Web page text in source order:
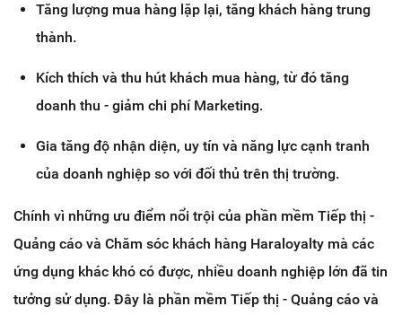
Tăng lượng mua hàng lặp lại, tăng khách hàng trung
thành.
Kích thích và thu hút khách mua hàng, từ đó tăng
doanh thu - giảm chi phí Marketing.
Gia tăng độ nhận diện, uy tín và năng lực cạnh tranh
của doanh nghiệp so với đối thủ trên thị trường.
Chính vì những ưu điểm nổi trội của phần mềm Tiếp thị -
Quảng cáo và Chăm sóc khách hàng Haraloyalty mà các
ứng dụng khác khó có được, nhiều doanh nghiệp lớn đã tin
tưởng sử dụng. Đây là phần mềm Tiếp thị - Quảng cáo và